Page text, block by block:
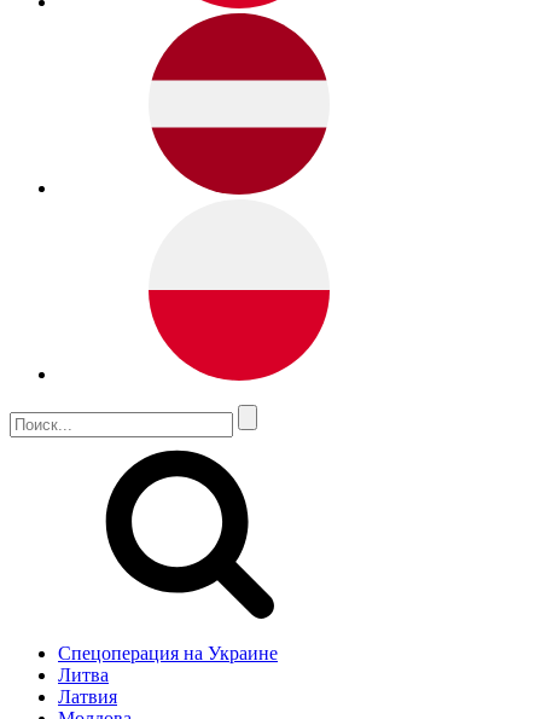
Спецоперация на Украине
Литва
Латвия